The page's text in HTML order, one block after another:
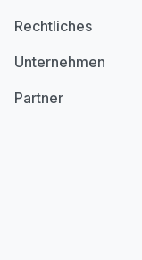
Rechtliches
Unternehmen
Partner